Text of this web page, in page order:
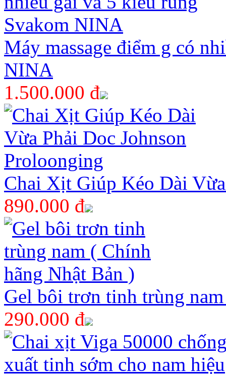
Máy massage điểm g có
NINA
1.500.000 đ
Chai Xịt Giúp Kéo Dài
890.000 đ
Gel bôi trơn tinh trùng
290.000 đ